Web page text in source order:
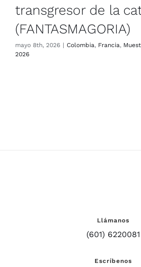
transgresor de la
(FANTASMAGORIA)
mayo 8th, 2026 | Colombia, Francia,
2026
Llámanos
(601) 6220081
Escríbenos